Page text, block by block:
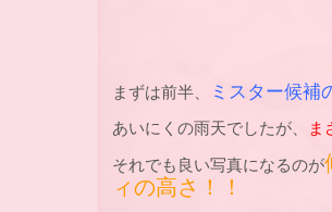
まずは前半、 ミスター候補
あいにくの雨天でしたが、
ま
それでも良い写真になるのが
ィの高さ！！